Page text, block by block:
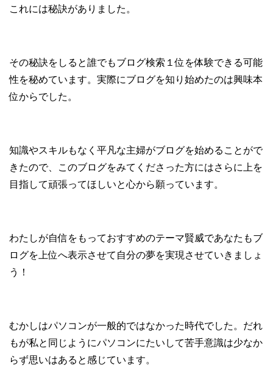
これには秘訣がありました。
その秘訣をしると誰でもブログ検索１位を体験できる可能
性を秘めています。実際にブログを知り始めたのは興味本
位からでした。
知識やスキルもなく平凡な主婦がブログを始めることがで
きたので、このブログをみてくださった方にはさらに上を
目指して頑張ってほしいと心から願っています。
わたしが自信をもっておすすめのテーマ賢威であなたもブ
ログを上位へ表示させて自分の夢を実現させていきましょ
う！
むかしはパソコンが一般的ではなかった時代でした。だれ
もが私と同じようにパソコンにたいして苦手意識は少なか
らず思いはあると感じています。